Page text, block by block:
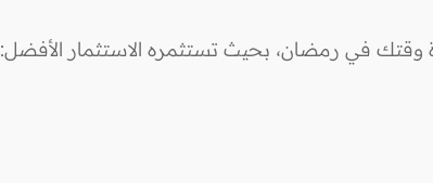
وقتك في رمضان، بحيث تستثمره الاستثمار الأفضل: